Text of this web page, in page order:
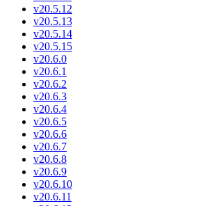
v20.5.12
v20.5.13
v20.5.14
v20.5.15
v20.6.0
v20.6.1
v20.6.2
v20.6.3
v20.6.4
v20.6.5
v20.6.6
v20.6.7
v20.6.8
v20.6.9
v20.6.10
v20.6.11